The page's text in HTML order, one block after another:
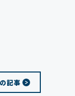
記事